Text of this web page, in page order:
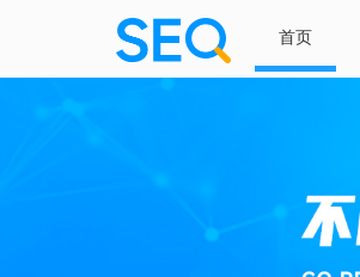
首页